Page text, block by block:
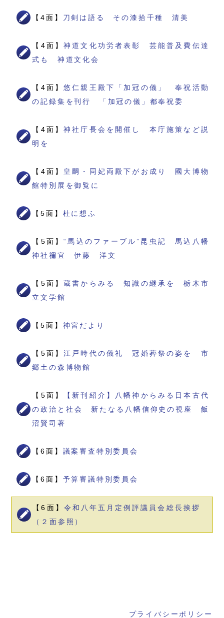
【4面】 刀剣は語る その漆拾千種 清美
【4面】神道文化功労者表彰 芸能普及費伝達
式も 神道文化会
【4面】悠仁親王殿下「加冠の儀」 奉祝活動
の記録集を刊行 「加冠の儀」都奉祝委
【4面】神社庁長会を開催し 本庁施策など説
明を
【4面】 皇嗣・同妃両殿下がお成り 國大博物
館特別展を御覧に
【5面】 杜に想ふ
【5面】“馬込のファーブル”昆虫記 馬込八幡
神社禰宜 伊藤 洋文
【5面】蔵書からみる 知識の継承を 栃木市
立文学館
【5面】 神宮だより
【5面】江戸時代の儀礼 冠婚葬祭の姿を 市
郷土の森博物館
【5面】
【新刊紹介】八幡神からみる日本古代
の政治と社会 新たなる八幡信仰史の視座 飯
沼賢司著
【6面】 議案審査特別委員会
【6面】 予算審議特別委員会
【6面】 令和八年五月定例評議員会総長挨拶
（２面参照）
プライバシーポリシー